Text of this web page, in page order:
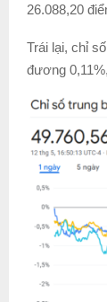
26.088,20
Trái lại, chỉ số
đương